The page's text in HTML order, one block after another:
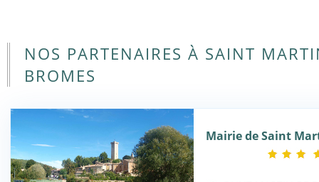
NOS PARTENAIRES À SAINT
BROMES
Mairie de Saint